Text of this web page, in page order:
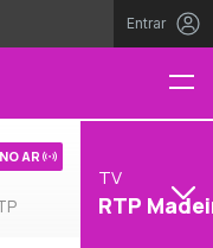
Entrar
NO AR
TV
RTP